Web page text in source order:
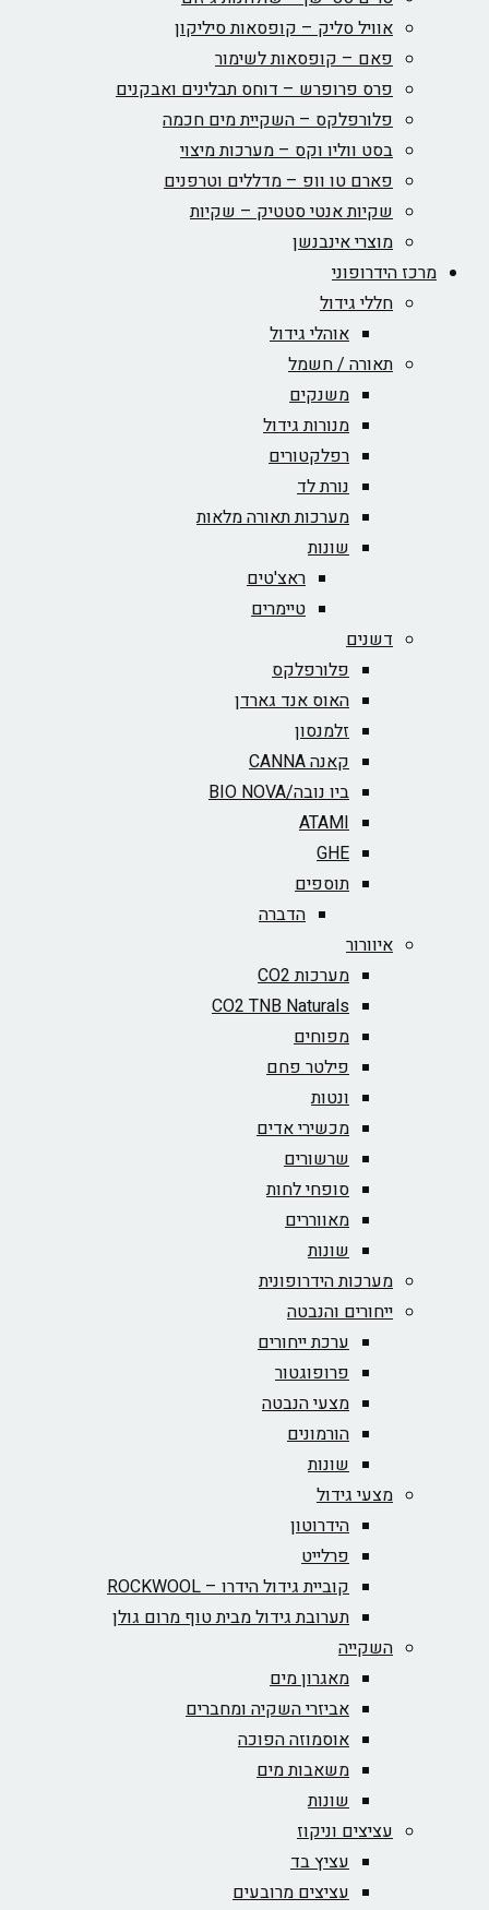
אוויל סליק – קופסאות סיליקון
פאם – קופסאות לשימור
פרס פרופרש – דוחס תבלינים ואבקנים
פלורפלקס – השקיית מים חכמה
בסט ווליו וקס – מערכות מיצוי
פארם טו וופ – מדללים וטרפנים
שקיות אנטי סטטיק – שקיות
מוצרי אינבנשן
מרכז הידרופוני
חללי גידול
אוהלי גידול
תאורה / חשמל
משנקים
מנורות גידול
רפלקטורים
נורת לד
מערכות תאורה מלאות
שונות
ראצ'טים
טיימרים
דשנים
פלורפלקס
האוס אנד גארדן
זלמנסון
קאנה CANNA
ביו נובה/BIO NOVA‏
ATAMI
GHE
תוספים
הדברה
איוורור
מערכות CO2
CO2 TNB Naturals
מפוחים
פילטר פחם
ונטות
מכשירי אדים
שרשורים
סופחי לחות
מאווררים
שונות
מערכות הידרופונית
ייחורים והנבטה
ערכת ייחורים
פרופוגטור
מצעי הנבטה
הורמונים
שונות
מצעי גידול
הידרוטון
פרלייט
קוביית גידול הידרו – ROCKWOOL‏
תערובת גידול מבית טוף מרום גולן
השקייה
מאגרון מים
אביזרי השקיה ומחברים
אוסמוזה הפוכה
משאבות מים
שונות
עציצים וניקוז
עציץ בד
עציצים מרובעים